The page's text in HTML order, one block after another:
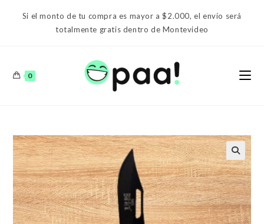
Si el monto de tu compra es mayor a $2.000, el envío será
totalmente gratis dentro de Montevideo
0